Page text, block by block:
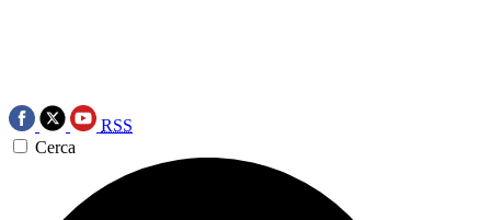
RSS
Cerca